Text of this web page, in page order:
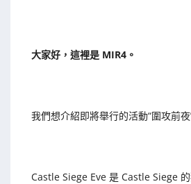
大家好，這裡是 MIR4。
我們想介紹即將舉行的活動“圍攻前夜
Castle Siege Eve 是 Castle Siege